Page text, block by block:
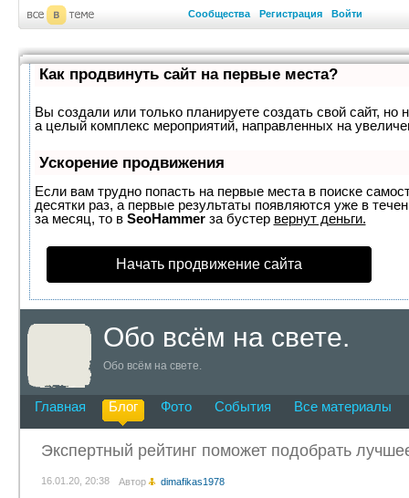
Сообщества Регистрация Войти
Как продвинуть сайт на первые места?
Вы создали или только планируете создать свой сайт, но
а целый комплекс мероприятий, направленных на
Ускорение продвижения
Если вам трудно попасть на первые места в поиске
десятки раз, а первые результаты появляются уже в
за месяц, то в SeoHammerза бустер вернут деньги.
Начать продвижение сайта
Обо всём на свете.
Обо всём на свете.
Главная Блог Фото События Все материалы
Экспертный рейтинг поможет подобрать
16.01.20, 20:38 Автор dimafikas1978